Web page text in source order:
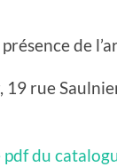
de
19 rue
pdf du